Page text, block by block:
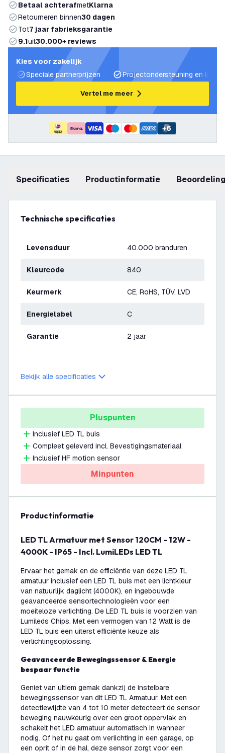
Betaal achterafmetKlarna
Retourneren binnen30 dagen
Tot7 jaar fabrieksgarantie
9.1uit30.000+ reviews
Kies voor zakelijk
Speciale partnerprijzen
Projectondersteuning en
Vertel me meer
+6
Specificaties productinformatie
Technische specificaties
Levensduur 40.000 branduren
Kleurcode 840
Keurmerk CE, RoHS, TÜV, LVD
Energielabel C
Garantie 2 jaar
Bekijk alle specificaties
Pluspunten
Inclusief LED TL buis
Compleet geleverd incl. Bevestigingsmateriaal
Inclusief HF motion sensor
Minpunten
productinformatie
LED TL Armatuur met Sensor 120CM - 12W -
4000K - IP65 - Incl. LumiLEDs LED TL
Ervaar het gemak en de efficiëntie van deze LED TL
armatuur inclusief een LED TL buis met een lichtkleur
van natuurlijk daglicht (4000K), en ingebouwde
geavanceerde sensortechnologieën voor een
moeiteloze verlichting. De LED TL buis is voorzien van
Lumileds Chips. Met een vermogen van 12 Watt is de
LED TL buis een uiterst efficiënte keuze als
verlichtingsoplossing.
Geavanceerde Bewegingssensor & Energie
bespaar functie
Geniet van ultiem gemak dankzij de instelbare
bewegingssensor van dit LED TL Armatuur. Met een
detectiewijdte van 4 tot 10 meter detecteert de sensor
beweging nauwkeurig over een groot oppervlak en
schakelt het LED armatuur automatisch in wanneer
nodig. Of het nu gaat om verlichting in een garage, op
een oprit of in de hal, deze sensor zorgt voor een